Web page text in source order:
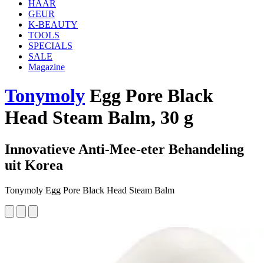
HAAR
GEUR
K-BEAUTY
TOOLS
SPECIALS
SALE
Magazine
Tonymoly Egg Pore Black
Head Steam Balm, 30 g
Innovatieve Anti-Mee-eter Behandeling
uit Korea
Tonymoly Egg Pore Black Head Steam Balm